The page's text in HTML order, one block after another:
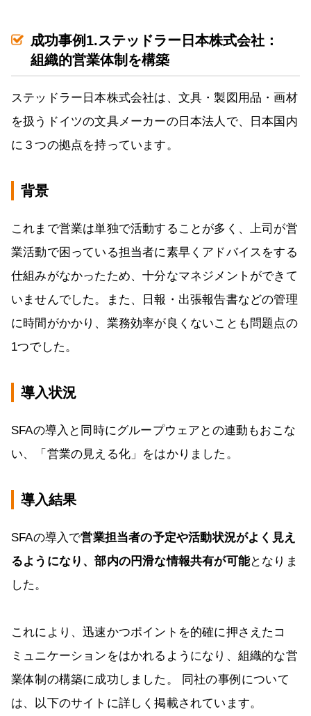
成功事例1.ステッドラー日本株式会社：
組織的営業体制を構築
ステッドラー日本株式会社は、文具・製図用品・画材
を扱うドイツの文具メーカーの日本法人で、日本国内
に３つの拠点を持っています。
背景
これまで営業は単独で活動することが多く、上司が営
業活動で困っている担当者に素早くアドバイスをする
仕組みがなかったため、十分なマネジメントができて
いませんでした。また、日報・出張報告書などの管理
に時間がかかり、業務効率が良くないことも問題点の
1つでした。
導入状況
SFAの導入と同時にグループウェアとの連動もおこな
い、「営業の見える化」をはかりました。
導入結果
SFAの導入で営業担当者の予定や活動状況がよく見え
るようになり、部内の円滑な情報共有が可能となりま
した。
これにより、迅速かつポイントを的確に押さえたコ
ミュニケーションをはかれるようになり、組織的な営
業体制の構築に成功しました。 同社の事例について
は、以下のサイトに詳しく掲載されています。